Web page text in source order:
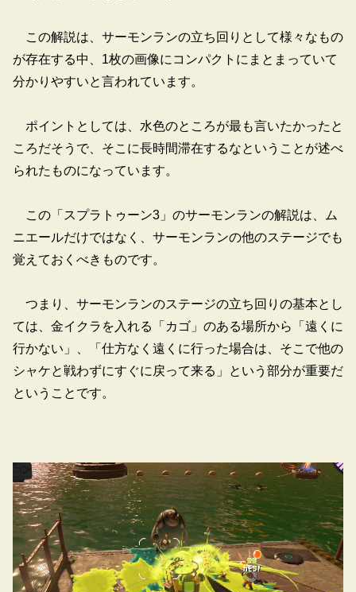
この解説は、サーモンランの立ち回りとして様々なもの
が存在する中、1枚の画像にコンパクトにまとまっていて
分かりやすいと言われています。
ポイントとしては、水色のところが最も言いたかったと
ころだそうで、そこに長時間滞在するなということが述べ
られたものになっています。
この「スプラトゥーン3」のサーモンランの解説は、ム
ニエールだけではなく、サーモンランの他のステージでも
覚えておくべきものです。
つまり、サーモンランのステージの立ち回りの基本とし
ては、金イクラを入れる「カゴ」のある場所から「遠くに
行かない」、「仕方なく遠くに行った場合は、そこで他の
シャケと戦わずにすぐに戻って来る」という部分が重要だ
ということです。